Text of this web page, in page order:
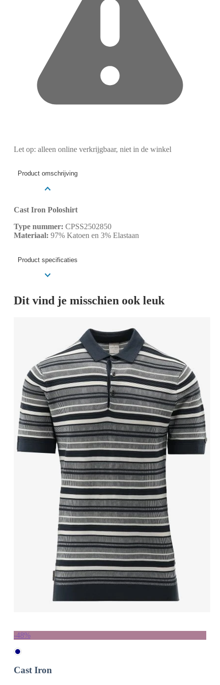
Let op: alleen online verkrijgbaar, niet in de winkel
Product omschrijving
Cast Iron Poloshirt
Type nummer: CPSS2502850
Materiaal: 97% Katoen en 3% Elastaan
Product specificaties
Dit vind je misschien ook leuk
-48%
Cast Iron